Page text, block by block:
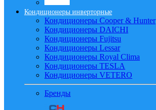
Кондиционеры инверторные
Кондиционеры Cooper & Hunter
Кондиционеры DAICHI
Кондиционеры Fujitsu
Кондиционеры Lessar
Кондиционеры Royal Clima
Кондиционеры TESLA
Кондиционеры VETERO
Бренды